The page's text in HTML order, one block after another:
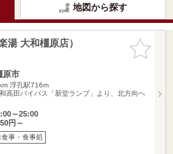
地図から探す
お気に入
りに追加
湯 大和橿原店）
原市
浮孔駅716m
高田バイパス「新堂ランプ」より、北方向へ
～25:00
円～
食事・食事処